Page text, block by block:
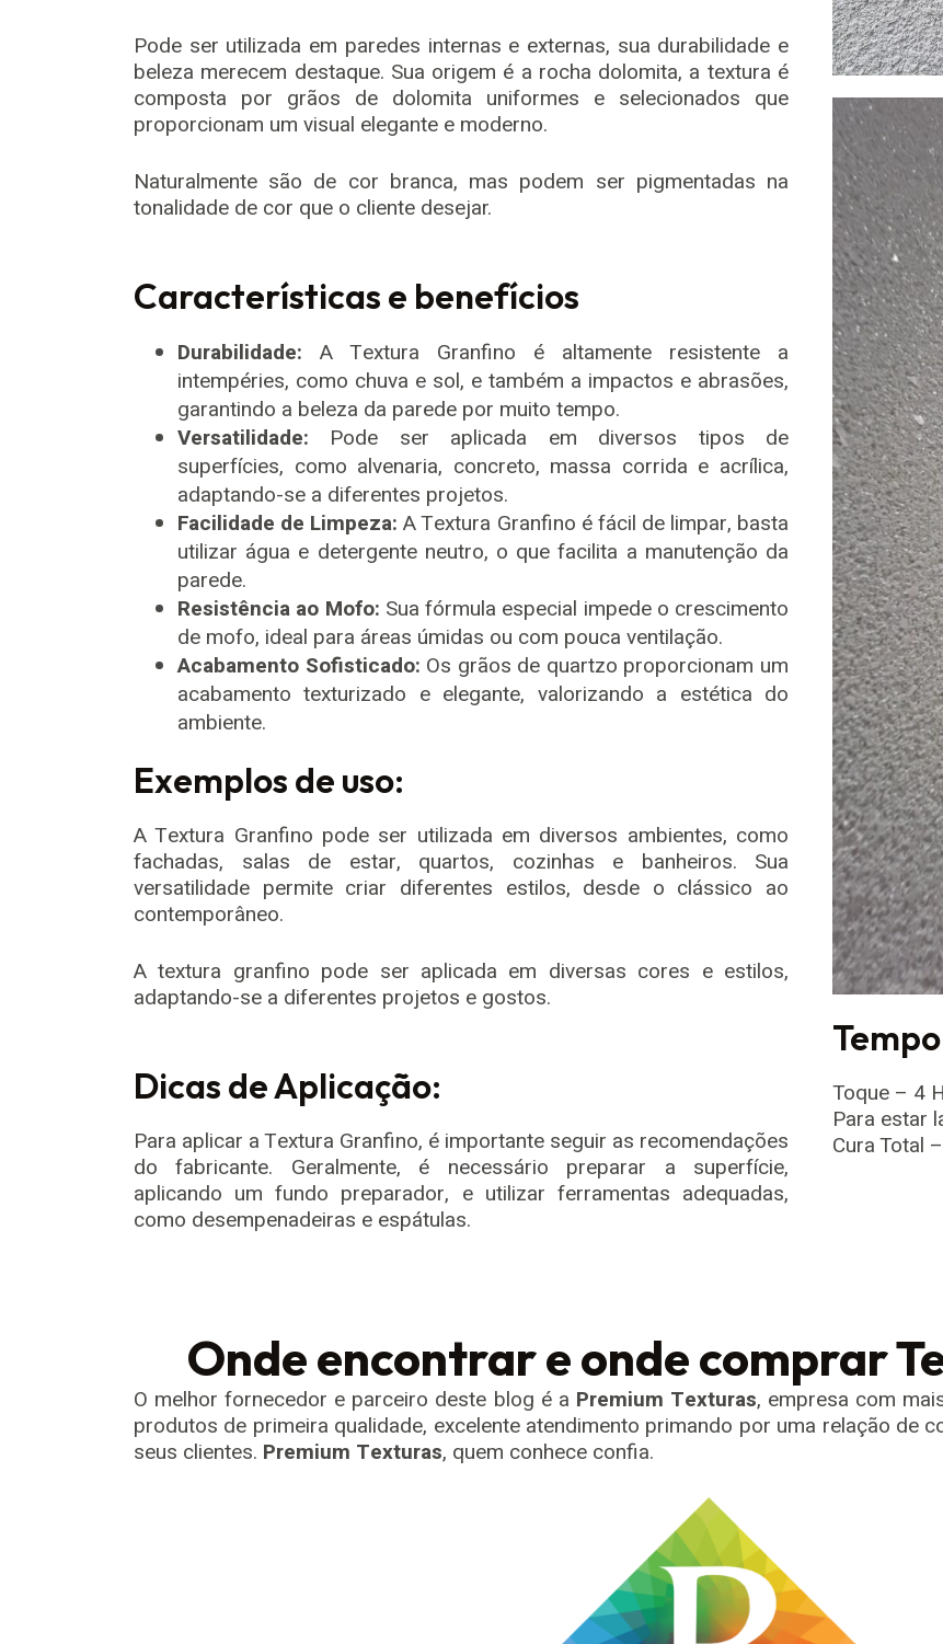
Pode ser utilizada em paredes internas e externas, sua durabilidade e
beleza merecem destaque. Sua origem é a rocha dolomita, a textura é
composta por grãos de dolomita uniformes e selecionados que
proporcionam um visual elegante e moderno.
Naturalmente são de cor branca, mas podem ser pigmentadas na
tonalidade de cor que o cliente desejar.
Características e benefícios
Durabilidade: A Textura Granfino é altamente resistente a
intempéries, como chuva e sol, e também a impactos e abrasões,
garantindo a beleza da parede por muito tempo.
Versatilidade: Pode ser aplicada em diversos tipos de
superfícies, como alvenaria, concreto, massa corrida e acrílica,
adaptando-se a diferentes projetos.
Facilidade de Limpeza: A Textura Granfino é fácil de limpar, basta
utilizar água e detergente neutro, o que facilita a manutenção da
parede.
Resistência ao Mofo: Sua fórmula especial impede o crescimento
de mofo, ideal para áreas úmidas ou com pouca ventilação.
Acabamento Sofisticado: Os grãos de quartzo proporcionam um
acabamento texturizado e elegante, valorizando a estética do
ambiente.
Exemplos de uso:
A Textura Granfino pode ser utilizada em diversos ambientes, como
fachadas, salas de estar, quartos, cozinhas e banheiros. Sua
versatilidade permite criar diferentes estilos, desde o clássico ao
contemporâneo.
A textura granfino pode ser aplicada em diversas cores e estilos,
adaptando-se a diferentes projetos e gostos.
Dicas de Aplicação:
Para aplicar a Textura Granfino, é importante seguir as recomendações
do fabricante. Geralmente, é necessário preparar a superfície,
aplicando um fundo preparador, e utilizar ferramentas adequadas,
como desempenadeiras e espátulas.
Toque – 4
Para estar
Cura Total
Onde encontrar e onde comprar
O melhor fornecedor e parceiro deste blog é a Premium Texturas, empresa com
produtos de primeira qualidade, excelente atendimento primando por uma relação de
seus clientes. Premium Texturas, quem conhece confia.